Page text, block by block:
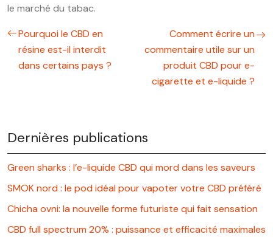
le marché du tabac.
Pourquoi le CBD en
résine est-il interdit
dans certains pays ?
Comment écrire un
commentaire utile sur un
produit CBD pour e-
cigarette et e-liquide ?
Dernières publications
Green sharks : l’e-liquide CBD qui mord dans les saveurs
SMOK nord : le pod idéal pour vapoter votre CBD préféré
Chicha ovni: la nouvelle forme futuriste qui fait sensation
CBD full spectrum 20% : puissance et efficacité maximales